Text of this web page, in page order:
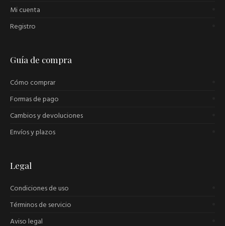
Mi cuenta
Registro
Guía de compra
Cómo comprar
Formas de pago
Cambios y devoluciones
Envíos y plazos
Legal
Condiciones de uso
Términos de servicio
Aviso legal